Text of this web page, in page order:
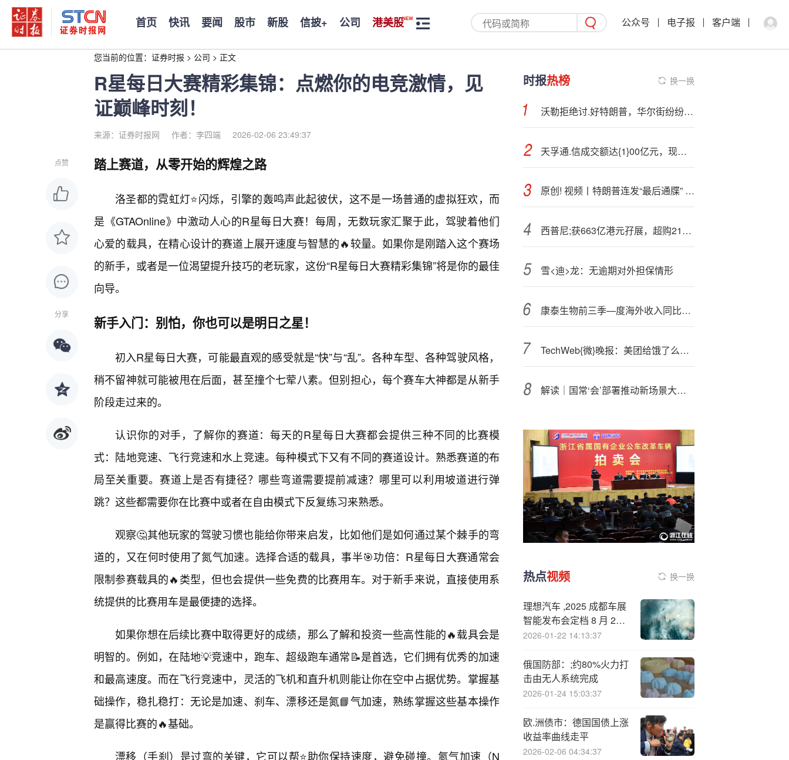
首页 快讯 要闻 股市 新股 信披+ 公司 港美股 公众号 电子报 客户端
您当前的位置： 证券时报 > 公司 > 正文
R星每日大赛精彩集锦：点燃你的电竞激情，见
证巅峰时刻！
来源：证券时报网 作者：李四端 2026-02-06 23:49:37
点赞
分享
踏上赛道，从零开始的辉煌之路
洛圣都的霓虹灯⭐闪烁，引擎的轰鸣声此起彼伏，这不是一场普通的虚拟狂欢，而
是《GTAOnline》中激动人心的R星每日大赛！每周，无数玩家汇聚于此，驾驶着他们
心爱的载具，在精心设计的赛道上展开速度与智慧的🔥较量。如果你是刚踏入这个赛场
的新手，或者是一位渴望提升技巧的老玩家，这份“R星每日大赛精彩集锦”将是你的最佳
向导。
新手入门：别怕，你也可以是明日之星！
初入R星每日大赛，可能最直观的感受就是“快”与“乱”。各种车型、各种驾驶风格，
稍不留神就可能被甩在后面，甚至撞个七荤八素。但别担心，每个赛车大神都是从新手
阶段走过来的。
认识你的对手，了解你的赛道：每天的R星每日大赛都会提供三种不同的比赛模
式：陆地竞速、飞行竞速和水上竞速。每种模式下又有不同的赛道设计。熟悉赛道的布
局至关重要。赛道上是否有捷径？哪些弯道需要提前减速？哪里可以利用坡道进行弹
跳？这些都需要你在比赛中或者在自由模式下反复练习来熟悉。
观察🤔其他玩家的驾驶习惯也能给你带来启发，比如他们是如何通过某个棘手的弯
道的，又在何时使用了氮气加速。选择合适的载具，事半🎯功倍：R星每日大赛通常会
限制参赛载具的🔥类型，但也会提供一些免费的比赛用车。对于新手来说，直接使用系
统提供的比赛用车是最便捷的选择。
如果你想在后续比赛中取得更好的成绩，那么了解和投资一些高性能的🔥载具会是
明智的。例如，在陆地💡竞速中，跑车、超级跑车通常📝是首选，它们拥有优秀的加速
和最高速度。而在飞行竞速中，灵活的飞机和直升机则能让你在空中占据优势。掌握基
础操作，稳扎稳打：无论是加速、刹车、漂移还是氮📘气加速，熟练掌握这些基本操作
是赢得比赛的🔥基础。
漂移（手刹）是过弯的关键，它可以帮⭐助你保持速度，避免碰撞。氮气加速（N
时报热榜 换一换
沃勒拒绝讨.好特朗普，华尔街纷纷点赞，但主席大位恐“危”
天孚通.信成交额达{1}00亿元，现涨7.65%
原创! 视频丨特朗普连发“最后通牒” 普京：失望源于期望太高
西普尼;获663亿港元孖展，超购2111倍
雪<迪>龙：无逾期对外担保情形
康泰生物前三季—度海外收入同比增长逾三倍
TechWeb{微}晚报：美团给饿了么开“追悼会”，华为Mate 80有望11月25日发布
解读｜国常‘会’部署推动新场景大规模应用，释放哪些信号？
热点视频 换一换
理想汽车 ,2025 成都车展
智能发布会定档 8 月 29
日，将带来辅助驾驶新消
2026-01-22 14:13:37
俄国防部：;约80%火力打
击由无人系统完成
2026-01-24 15:03:37
欧.洲债市：德国国债上涨
收益率曲线走平
2026-02-06 04:34:37